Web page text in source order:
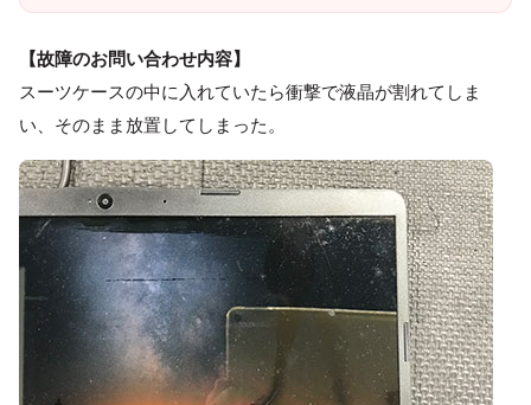
【故障のお問い合わせ内容】
スーツケースの中に入れていたら衝撃で液晶が割れてしま
い、そのまま放置してしまった。